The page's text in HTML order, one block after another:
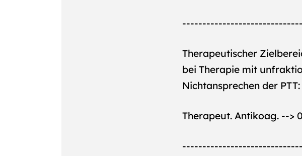
Therapeutischer
bei Therapie mit
Nichtansprechen der PTT:
Therapeut. Antikoag. -->